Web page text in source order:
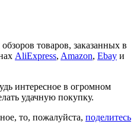
обзоров товаров, заказанных в
AliExpress, Amazon, Ebay и
интересное в огромном
удачную покупку.
то, пожалуйста, поделитесь